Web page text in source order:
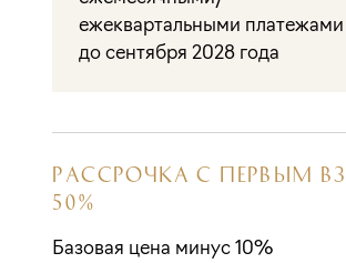
ежеквартальными платежами
до сентября 2028 года
РАССРОЧКА С ПЕРВЫМ
50%
Базовая цена минус 10%